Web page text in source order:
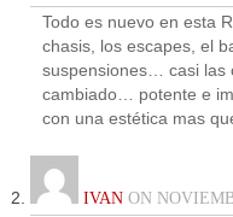
Todo es nuevo en esta
chasis, los escapes, el
suspensiones… casi las
cambiado… potente e
con una estética mas
IVAN ON